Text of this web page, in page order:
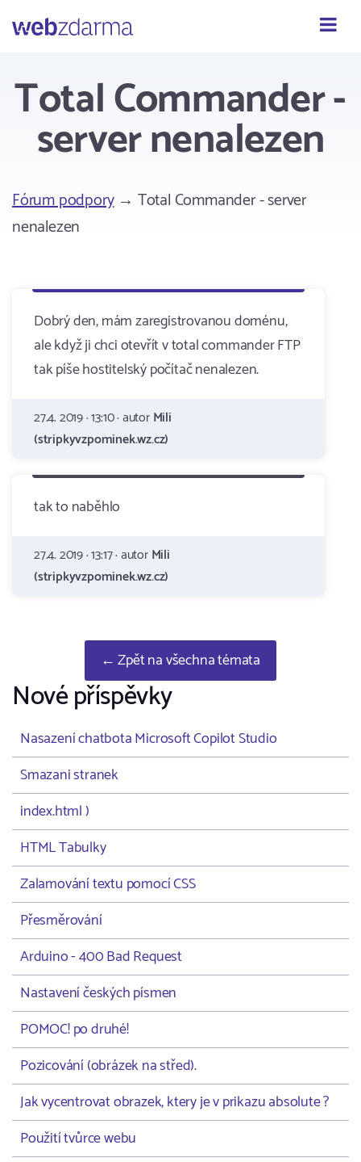
Webzdarma
Total Commander -
server nenalezen
Fórum podpory→ Total Commander - server
nenalezen
Dobrý den, mám zaregistrovanou doménu,
ale když ji chci otevřít v total commander FTP
tak píše hostitelský počítač nenalezen.
27.4. 2019 · 13:10 · autorMili
(stripkyvzpominek.wz.cz)
tak to naběhlo
27.4. 2019 · 13:17 · autorMili
(stripkyvzpominek.wz.cz)
← Zpět na všechna témata
Nové příspěvky
Nasazení chatbota Microsoft Copilot Studio
Smazani stranek
index.html )
HTML Tabulky
Zalamování textu pomocí CSS
Přesměrování
Arduino - 400 Bad Request
Nastavení českých písmen
POMOC! po druhé!
Pozicování (obrázek na střed).
Jak vycentrovat obrazek, ktery je v prikazu absolute ?
Použití tvůrce webu